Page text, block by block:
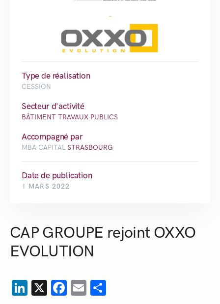
-
Type de réalisation
CESSION
Secteur d'activité
BÂTIMENT TRAVAUX PUBLICS
Accompagné par
MBA CAPITAL STRASBOURG
Date de publication
1 MARS 2022
CAP GROUPE rejoint OXXO
EVOLUTION
LinkedIn
X Facebook
Email